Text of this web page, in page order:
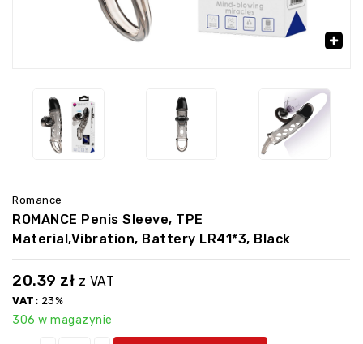
Romance
ROMANCE Penis Sleeve, TPE
Material,vibration, Battery LR41*3, Black
20.39 zł z VAT
VAT: 23%
306 w magazynie